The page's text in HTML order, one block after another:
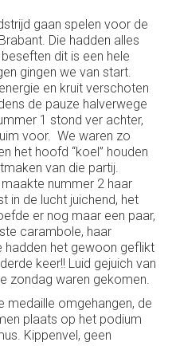
gaan spelen voor de
Die hadden alles
dit is een hele
gingen we van start.
en kruit verschoten
de pauze halverwege
1 stond ver achter,
voor. We waren zo
het hoofd “koel” houden
van die partij.
nummer 2 haar
in de lucht juichend, het
er nog maar een paar,
carambole, haar
hadden het gewoon geflikt
keer!! Luid gejuich van
zondag waren gekomen.
medaille omgehangen, de
plaats op het podium
Kippenvel, geen